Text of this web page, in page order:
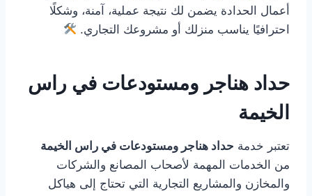
أعمال الحدادة يضمن لك نتيجة عملية، آمنة، وشكلًا
احترافيًا يناسب منزلك أو مشروعك التجاري.
حداد هناجر ومستودعات في راس
الخيمة
تعتبر خدمة حداد هناجر ومستودعات في راس الخيمة
من الخدمات المهمة لأصحاب المصانع والشركات
والمخازن والمشاريع التجارية التي تحتاج إلى هياكل